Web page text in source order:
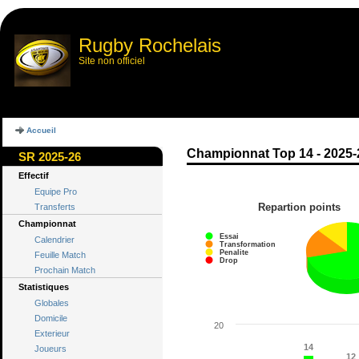
Rugby Rochelais
Site non officiel
Accueil
SR 2025-26
Effectif
Equipe Pro
Transferts
Championnat
Calendrier
Feuille Match
Prochain Match
Statistiques
Globales
Domicile
Exterieur
Joueurs
Championnat Top 14 - 2025-
Repartion points
Essai
Transformation
Penalite
Drop
14
14
12
12
20